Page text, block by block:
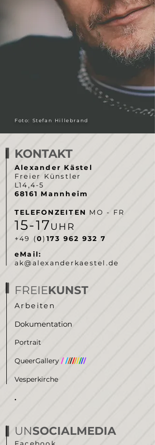
Foto: Stefan Hillebrand
KONTAKT
Alexander Kästel
Freier Künstler
L14,4-5
68161 Mannheim
TELEFONZEITEN MO - FR
15-17UHR
‭+49 (0) 173 962 932 7‬
eMail:
ak@alexanderkaestel.de
FREIEKUNST
Arbeiten
Dokumentation
Portrait
QueerGallery ///////////
Vesperkirche
.
UNSOCIALMEDIA